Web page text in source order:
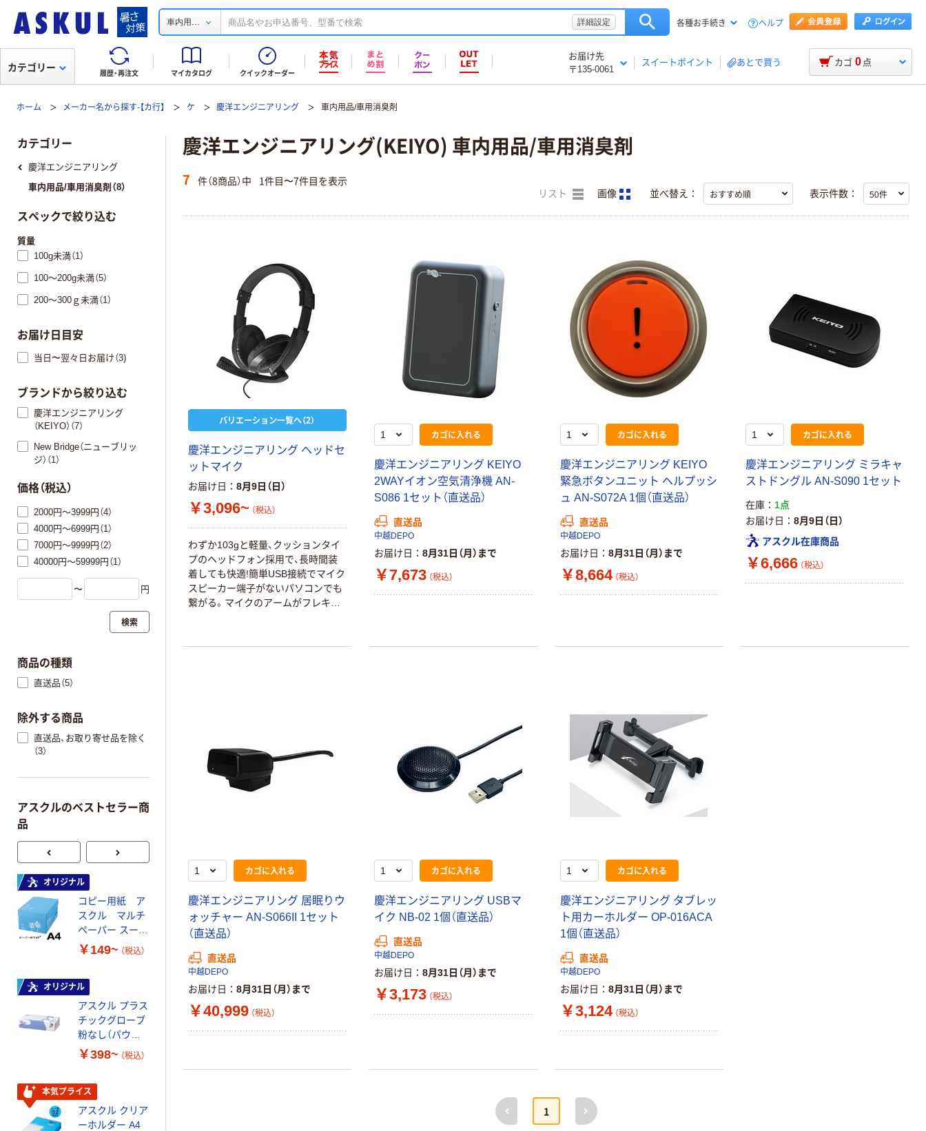
車内用 ... 詳細設定 各種お手続き ヘルプ
履歴・再注文 マイカタログ クイックオーダー
お届け先
〒135-0061
スイートポイント あとで買う
カテゴリー カゴ 0 点
ホーム メーカー名から探す-【カ行】 ケ 慶洋エンジニアリング 車内用品/車用消臭剤
慶洋エンジニアリング(KEIYO) 車内用品/車用消臭剤
7 件（8商品）中 1件目〜7件目を表示
リスト 画像 並べ替え： 表示件数：
バリエーション一覧へ（2）
慶洋エンジニアリング ヘッドセ
ットマイク
お届け日 8月9日（日）
￥3,096~ （税込）
わずか103gと軽量、クッションタイ
プのヘッドフォン採用で、長時間装
着しても快適!簡単USB接続でマイク
スピーカー端子がないパソコンでも
繋がる。マイクのアームがフレキシ
カゴに入れる
慶洋エンジニアリング KEIYO
2WAYイオン空気清浄機 AN-
S086 1セット（直送品）
直送品
中越DEPO
お届け日 8月31日（月）まで
￥7,673 （税込）
カゴに入れる
慶洋エンジニアリング KEIYO
緊急ボタンユニット ヘルプッシ
ュ AN-S072A 1個（直送品）
直送品
中越DEPO
お届け日 8月31日（月）まで
￥8,664 （税込）
カゴに入れる
慶洋エンジニアリング ミラキャ
ストドングル AN-S090 1セット
在庫
1点
お届け日
8月9日（日）
アスクル在庫商品
￥6,666 （税込）
カゴに入れる
慶洋エンジニアリング 居眠りウ
ォッチャー AN-S066II 1セット
（直送品）
直送品
中越DEPO
お届け日 8月31日（月）まで
￥40,999 （税込）
カゴに入れる
慶洋エンジニアリング USBマ
イク NB-02 1個（直送品）
直送品
中越DEPO
お届け日 8月31日（月）まで
￥3,173 （税込）
カゴに入れる
慶洋エンジニアリング タブレッ
ト用カーホルダー OP-016ACA
1個（直送品）
直送品
中越DEPO
お届け日 8月31日（月）まで
￥3,124 （税込）
前へ
1
次へ
カテゴリー
慶洋エンジニアリング
車内用品/車用消臭剤（8）
スペックで絞り込む
質量
100g未満（1）
100～200g未満（5）
200～300ｇ未満（1）
お届け日目安
当日〜翌々日お届け（3)
ブランドから絞り込む
慶洋エンジニアリング
（KEIYO）（7）
New Bridge（ニューブリッ
ジ）（1）
価格（税込）
2000円～3999円（4）
4000円～6999円（1）
7000円～9999円（2）
40000円～59999円（1）
〜 円
検索
商品の種類
直送品（5）
除外する商品
直送品、お取り寄せ品を除く
（3）
アスクルのベストセラー商
品
オリジナル
コピー用紙 ア
スクル マルチ
ペーパー スーパ
ーホワイト+
￥149~ （税込）
オリジナル
アスクル プラス
チックグローブ
粉なし（パウダ
ーフリー）
￥398~ （税込）
本気プライス
アスクル クリア
ーホルダー A4
オリジナル
コピー用紙 マ
ルチペーパー
スーパーエコノ
本気プライス
トイレットペー
パー ダブル60
ｍ 再生紙
本気プライス
蛍光オプテック
ス1(アスクル限
ペン ゼブラ
￥52~ （税込）
本気プライス
（税込）
オリジナル
【アスクル限定】
ファーストレイ
ト ニトリルグ
ト 粉なし（パ
ウダーフリー）
（税込）
ペーパータオル
小判・シングル
再生紙 200枚
ティッシュペー
パー ボックス
本気プライス
アスクル トイ
レのおそうじシ
オリジナル
本気プライス
カラ 厚さ